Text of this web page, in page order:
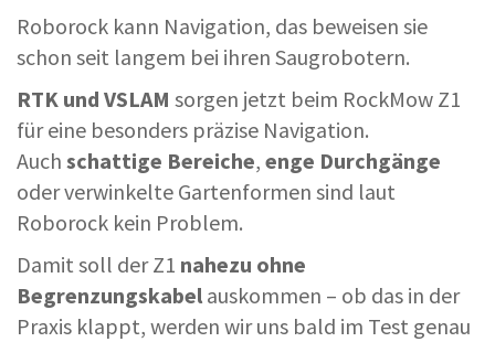
Roborock kann Navigation, das beweisen sie
schon seit langem bei ihren Saugrobotern.
RTK und VSLAM sorgen jetzt beim RockMow Z1
für eine besonders präzise Navigation.
Auch schattige Bereiche, enge Durchgänge
oder verwinkelte Gartenformen sind laut
Roborock kein Problem.
Damit soll der Z1 nahezu ohne
Begrenzungskabel auskommen – ob das in der
Praxis klappt, werden wir uns bald im Test genau